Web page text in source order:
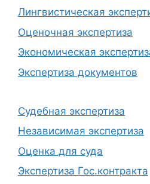
Лингвистическая
Оценочная экспертиза
Экономическая
Экспертиза документов
Судебная экспертиза
Независимая экспертиза
Оценка для суда
Экспертиза Гос.контракта